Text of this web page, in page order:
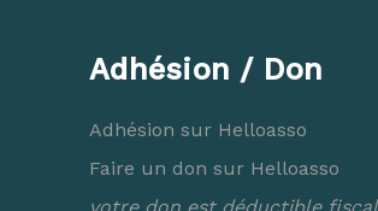
Adhésion / Don
Adhésion sur Helloasso
Faire un don sur Helloasso